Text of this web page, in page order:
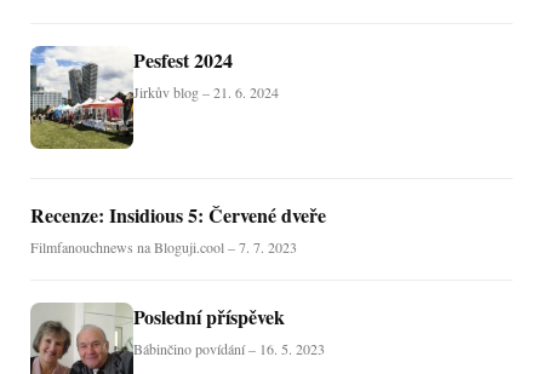
Pesfest 2024
Jirkův blog – 21. 6. 2024
Recenze: Insidious 5: Červené dveře
Filmfanouchnews na Bloguji.cool – 7. 7. 2023
Poslední příspěvek
Bábinčino povídání – 16. 5. 2023